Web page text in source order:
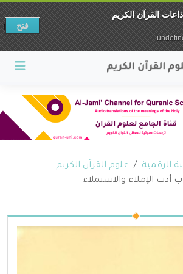
الرقمية
علوم القرآن الكريم
أدب الإملاء والاستملاء
القرآن الكريم
فتح